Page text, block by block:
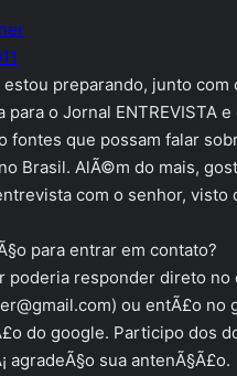
estou preparando, junto com
para o Jornal ENTREVISTA e
fontes que possam falar
Brasil. AlÃ©m do mais,
com o senhor, visto
para entrar em contato?
poderia responder direto no
ou entÃ£o no
do google. Participo dos
agradeÃ§o sua antenÃ§Ã£o.